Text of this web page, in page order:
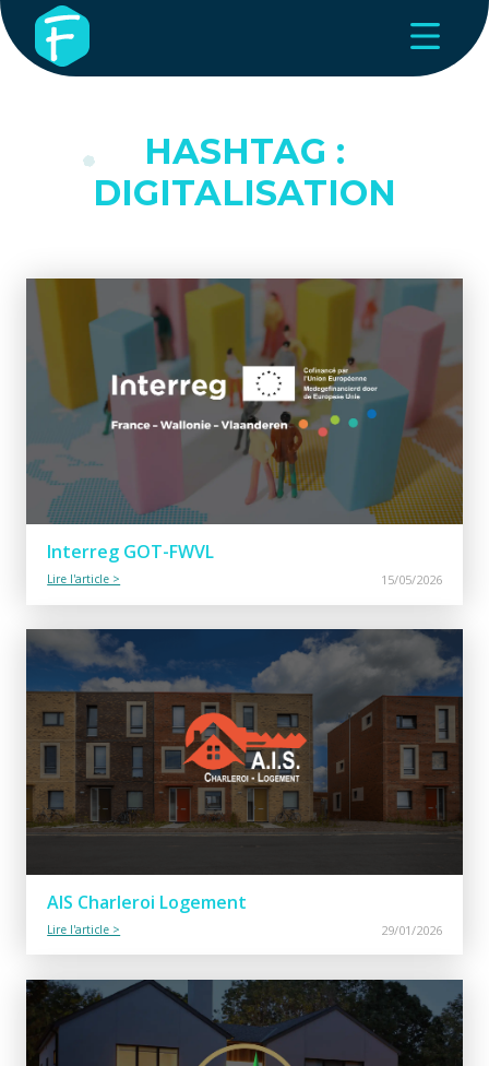
HASHTAG :
DIGITALISATION
Interreg GOT-FWVL
Lire l'article > 15/05/2026
AIS Charleroi Logement
Lire l'article > 29/01/2026